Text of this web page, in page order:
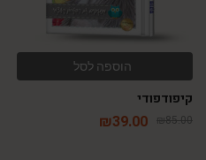
הוספה לסל
קיפודפודי
₪85.00
₪39.00